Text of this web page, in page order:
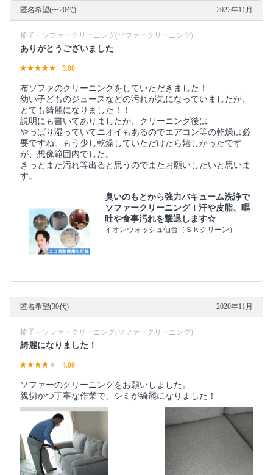
匿名希望(〜20代) 2022年11月
椅子・ソファークリーニング(ソファークリーニング)
ありがとうございました
5.00
布ソファのクリーニングをしていただきました！
幼い子どものジュースなどの汚れが気になっていましたが、
とても綺麗になりました！！
説明にも書いてありましたが、クリーニング後は
やっぱり湿っていてニオイもあるのでエアコン等の乾燥は必
要ですね。もう少し乾燥していただけたら嬉しかったです
が、想像範囲内でした。
きっとまた汚れ等出ると思うのでまたお願いしたいと思いま
す。
臭いのもとから強力バキューム洗浄で
ソファークリーニング！汗や皮脂、嘔
吐や食事汚れを撃退します☆
イオンウォッシュ仙台（ＳＫクリーン）
匿名希望(30代) 2020年11月
椅子・ソファークリーニング(ソファークリーニング)
綺麗になりました！
4.00
ソファーのクリーニングをお願いしました。
親切かつ丁寧な作業で、シミが綺麗になりました！